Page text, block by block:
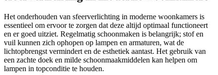
Het onderhouden van sfeerverlichting in moderne woonkamers is
essentieel om ervoor te zorgen dat deze altijd optimaal functioneert
en er goed uitziet. Regelmatig schoonmaken is belangrijk; stof en
vuil kunnen zich ophopen op lampen en armaturen, wat de
lichtopbrengst vermindert en de esthetiek aantast. Het gebruik van
een zachte doek en milde schoonmaakmiddelen kan helpen om
lampen in topconditie te houden.